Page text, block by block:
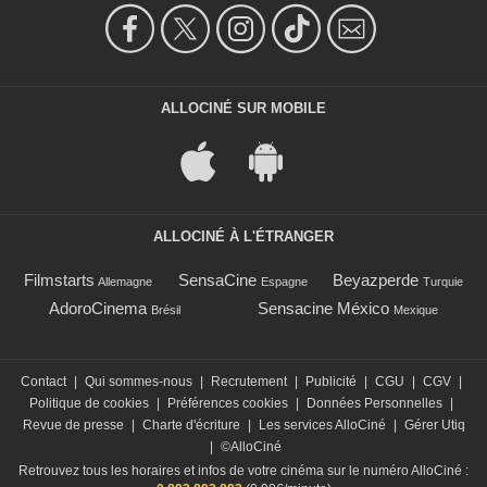
ALLOCINÉ SUR MOBILE
ALLOCINÉ À L'ÉTRANGER
Filmstarts Allemagne SensaCine Espagne Beyazperde Turquie
AdoroCinema Brésil Sensacine México Mexique
Contact Qui sommes-nous Recrutement Publicité CGU CGV
Politique de cookies
Préférences cookies Données Personnelles
Revue de presse
Charte d'écriture Les services AlloCiné
Gérer Utiq
©AlloCiné
Retrouvez tous les horaires et infos de votre cinéma sur le numéro AlloCiné :